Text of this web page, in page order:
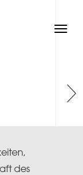
des